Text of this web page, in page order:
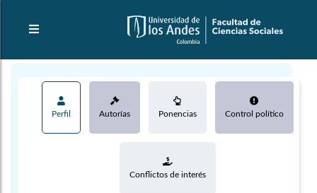
Perfil Autorías Ponencias Control político
Conflictos de interés